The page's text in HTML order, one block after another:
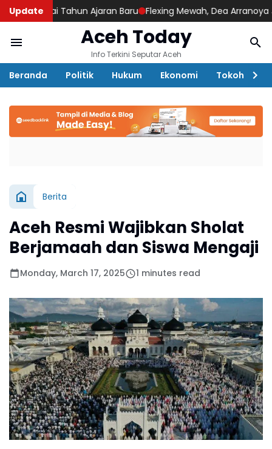
Update
Tahun Ajaran Baru Flexing Mewah, Dea Arranoya Justru
Aceh Today
Info Terkini Seputar Aceh
Beranda Politik Hukum Ekonomi Tokoh
Berita
Aceh Resmi Wajibkan Sholat
Berjamaah dan Siswa Mengaji
Monday, March 17, 2025 1 minutes read